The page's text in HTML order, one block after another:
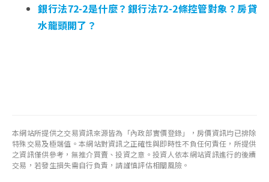
銀行法72-2是什麼？銀行法72-2條控管對象？房貸
水龍頭開了？
本網站所提供之交易資訊來源皆為「內政部實價登錄」，房價資訊均已排除
特殊交易及極端值。本網站對資訊之正確性與即時性不負任何責任，所提供
之資訊僅供參考，無推介買賣、投資之意。投資人依本網站資訊進行的後續
交易，若發生損失需自行負責，請謹慎評估相關風險。